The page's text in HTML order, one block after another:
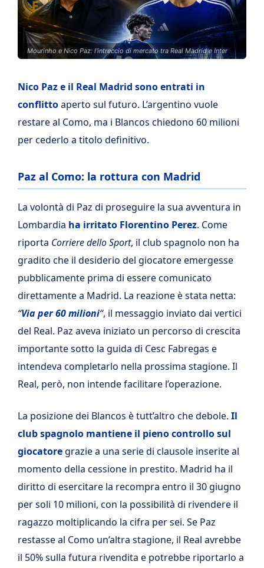
Mourinho e Nico Paz: l'intreccio di mercato tra Real Madrid e Inter
Nico Paz e il Real Madrid sono entrati in
conflittoaperto sul futuro. L’argentino vuole
restare al Como, ma i Blancos chiedono 60 milioni
per cederlo a titolo definitivo.
Paz al Como: la rottura con Madrid
La volontà di Paz di proseguire la sua avventura in
Lombardia ha irritato Florentino Perez. Come
riporta Corriere dello Sport, il club spagnolo non ha
gradito che il desiderio del giocatore emergesse
pubblicamente prima di essere comunicato
direttamente a Madrid. La reazione è stata netta:
“Via per 60 milioni“, il messaggio inviato dai vertici
del Real. Paz aveva iniziato un percorso di crescita
importante sotto la guida di Cesc Fabregas e
intendeva completarlo nella prossima stagione. Il
Real, però, non intende facilitare l’operazione.
La posizione dei Blancos è tutt’altro che debole. Il
club spagnolo mantiene il pieno controllo sul
giocatore grazie a una serie di clausole inserite al
momento della cessione in prestito. Madrid ha il
diritto di esercitare la recompra entro il 30 giugno
per soli 10 milioni, con la possibilità di rivendere il
ragazzo moltiplicando la cifra per sei. Se Paz
restasse al Como un’altra stagione, il Real avrebbe
il 50% sulla futura rivendita e potrebbe riportarlo a